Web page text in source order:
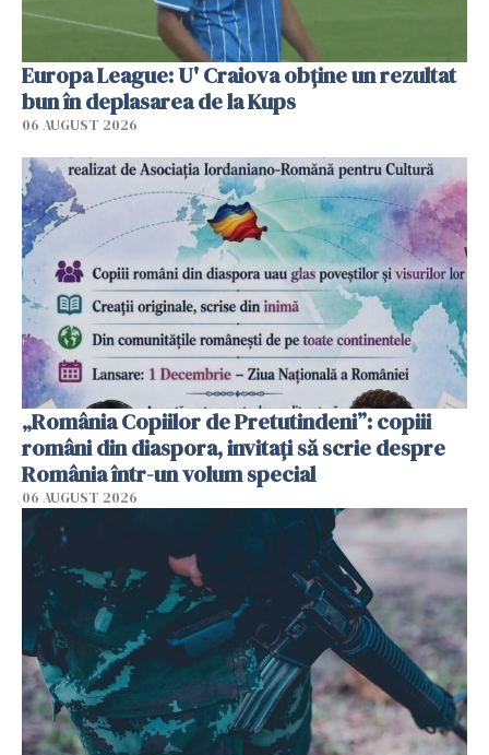
Europa League: U' Craiova obține un rezultat
bun în deplasarea de la Kups
06 AUGUST 2026
„România Copiilor de Pretutindeni”: copiii
români din diaspora, invitați să scrie despre
România într-un volum special
06 AUGUST 2026